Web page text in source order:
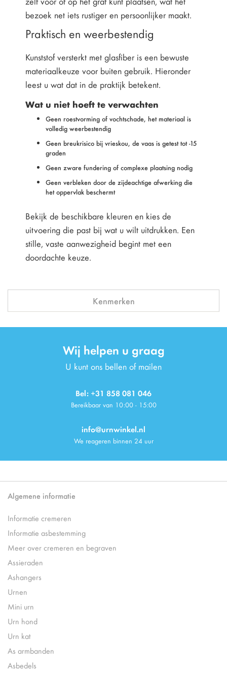
bezoek net iets rustiger en persoonlijker maakt.
Praktisch en weerbestendig
Kunststof versterkt met glasfiber is een bewuste
materiaalkeuze voor buiten gebruik. Hieronder
leest u wat dat in de praktijk betekent.
Wat u niet hoeft te verwachten
Geen roestvorming of vochtschade, het materiaal is
volledig weerbestendig
Geen breukrisico bij vrieskou, de vaas is getest tot -15
graden
Geen zware fundering of complexe plaatsing nodig
Geen verbleken door de zijdeachtige afwerking die
het oppervlak beschermt
Bekijk de beschikbare kleuren en kies de
uitvoering die past bij wat u wilt uitdrukken. Een
stille, vaste aanwezigheid begint met een
doordachte keuze.
Kenmerken
Wij helpen u graag
U kunt ons bellen of mailen
Bel: +31 858 081 046
Bereikbaar van 10:00 - 15:00
info@urnwinkel.nl
We reageren binnen 24 uur
Algemene informatie
Informatie cremeren
Informatie asbestemming
Meer over cremeren en begraven
Assieraden
Ashangers
Urnen
Mini urn
Urn hond
Urn kat
As armbanden
Asbedels